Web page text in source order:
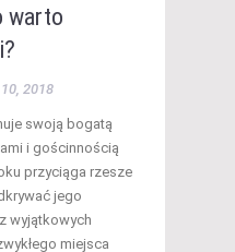
warto
2018
swoją bogatą
i gościnnością
przyciąga rzesze
jego
wyjątkowych
miejsca